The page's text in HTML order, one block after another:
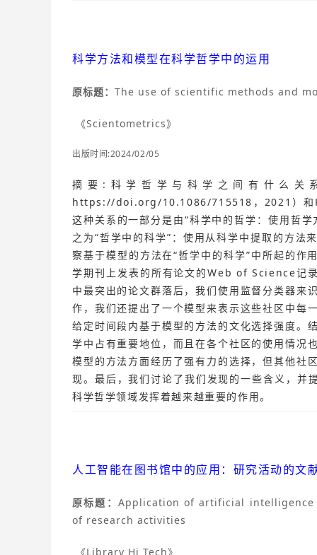
科学方法和模型在科学哲学中的运用
原标题： The use of scientific methods and
《Scientometrics》
出版时间:2024/02/05
摘要:科学哲学与科学之间有什么关
https://doi.org/10.1086/715518，2021）和
这种关系的一部分是由“科学中的哲学：使用哲
之为“哲学中的科学”：使用从科学中提取的方法
察基于模型的方法在“哲学中的科学”中所起的
学期刊上发表的所有论文的Web of Science记
中最突出的论文群落后，我们使用监督分类器来
作，我们还提出了一个模型来表示这些社区中每
给定时间段内基于模型的方法的文化选择强度。
学中占有重要地位，而且在各个社区的使用情况
模型的方法方面经历了强有力的选择，但其他社
现。最后，我们讨论了我们发现的一些含义，并
科学哲学领域发挥着越来越重要的作用。
人工智能在图书馆中的应用：研究活动的文
原标题： Application of artificial
of research activities
《Library Hi Tech》